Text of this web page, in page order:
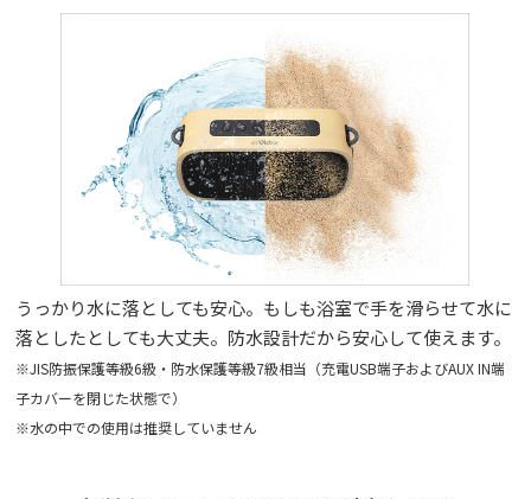
うっかり水に落としても安心。もしも浴室で手を滑らせて水に
落としたとしても大丈夫。防水設計だから安心して使えます。
※JIS防振保護等級6級・防水保護等級7級相当（充電USB端子およびAUX IN端
子カバーを閉じた状態で）
※水の中での使用は推奨していません